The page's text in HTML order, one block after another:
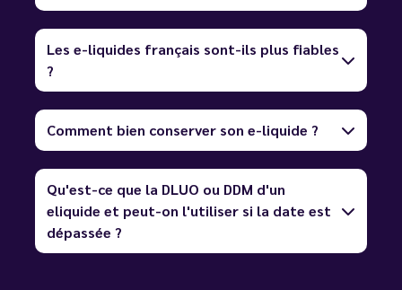
Les e-liquides français sont-ils plus fiables
?
Comment bien conserver son e-liquide ?
Qu'est-ce que la DLUO ou DDM d'un
eliquide et peut-on l'utiliser si la date est
dépassée ?